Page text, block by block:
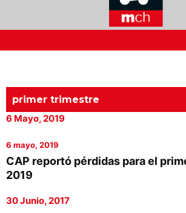
Actualidad Minera
Minería Superficie
Proveedores
Canal Digital
primer trimestre
6 Mayo, 2019
6 mayo, 2019
CAP reportó pérdidas para el
2019
30 Junio, 2017